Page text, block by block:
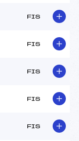
FIS
FIS
FIS
FIS
FIS